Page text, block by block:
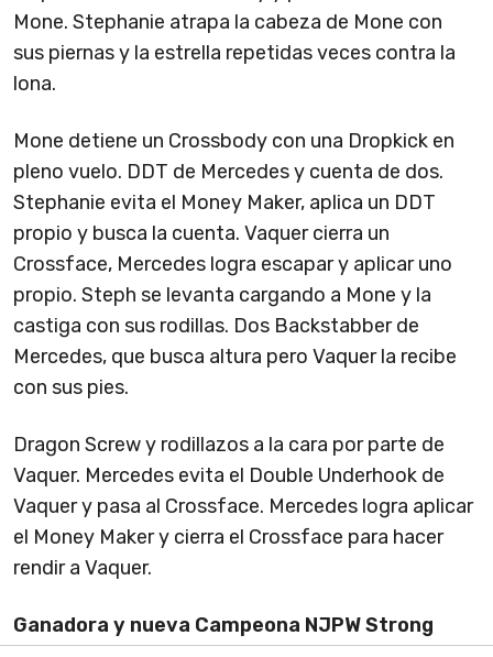
Mone. Stephanie atrapa la cabeza de Mone con
sus piernas y la estrella repetidas veces contra la
lona.
Mone detiene un Crossbody con una Dropkick en
pleno vuelo. DDT de Mercedes y cuenta de dos.
Stephanie evita el Money Maker, aplica un DDT
propio y busca la cuenta. Vaquer cierra un
Crossface, Mercedes logra escapar y aplicar uno
propio. Steph se levanta cargando a Mone y la
castiga con sus rodillas. Dos Backstabber de
Mercedes, que busca altura pero Vaquer la recibe
con sus pies.
Dragon Screw y rodillazos a la cara por parte de
Vaquer. Mercedes evita el Double Underhook de
Vaquer y pasa al Crossface. Mercedes logra aplicar
el Money Maker y cierra el Crossface para hacer
rendir a Vaquer.
Ganadora y nueva Campeona NJPW Strong